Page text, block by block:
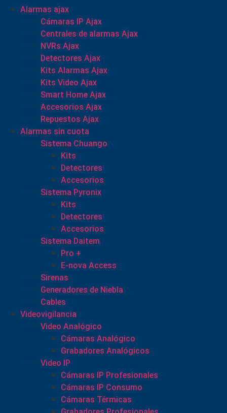
Alarmas ajax
Cámaras IP Ajax
Centrales de alarmas Ajax
NVRs Ajax
Detectores Ajax
Kits Alarmas Ajax
Kits Video Ajax
Smart Home Ajax
Accesorios Ajax
Repuestos Ajax
Alarmas sin cuota
Sistema Chuango
Kits
Detectores
Accesorios
Sistema Pyronix
Kits
Detectores
Accesorios
Sistema Daitem
Pro +
E-nova Access
Sirenas
Generadores de Niebla
Cables
Videovigilancia
Video Analógico
Cámaras Analógico
Grabadores Analógicos
Video IP
Cámaras IP Profesionales
Cámaras IP Consumo
Cámaras Térmicas